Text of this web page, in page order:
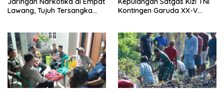
Lawang, Tujuh Tersangka
Kontingen Garuda XX-V